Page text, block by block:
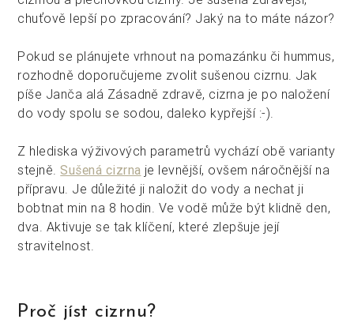
chuťově lepší po zpracování? Jaký na to máte názor?
Pokud se plánujete vrhnout na pomazánku či hummus,
rozhodně doporučujeme zvolit sušenou cizrnu. Jak
píše Janča alá Zásadně zdravě, cizrna je po naložení
do vody spolu se sodou, daleko kypřejší :-).
Z hlediska výživových parametrů vychází obě varianty
stejně.Sušená cizrna je levnější, ovšem náročnější na
přípravu. Je důležité ji naložit do vody a nechat ji
bobtnat min na 8 hodin. Ve vodě může být klidně den,
dva. Aktivuje se tak klíčení, které zlepšuje její
stravitelnost.
Proč jíst cizrnu?